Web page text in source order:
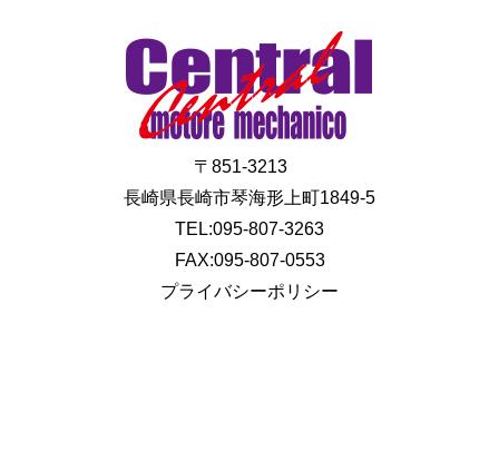
〒851-3213
長崎県長崎市琴海形上町1849-5
TEL:095-807-3263
FAX:095-807-0553
プライバシーポリシー